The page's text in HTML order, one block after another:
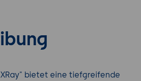
XRay" bietet eine tiefgreifende